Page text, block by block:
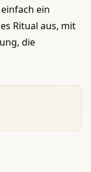
ein
Ritual aus, mit
die